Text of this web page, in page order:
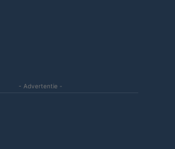
- Advertentie -